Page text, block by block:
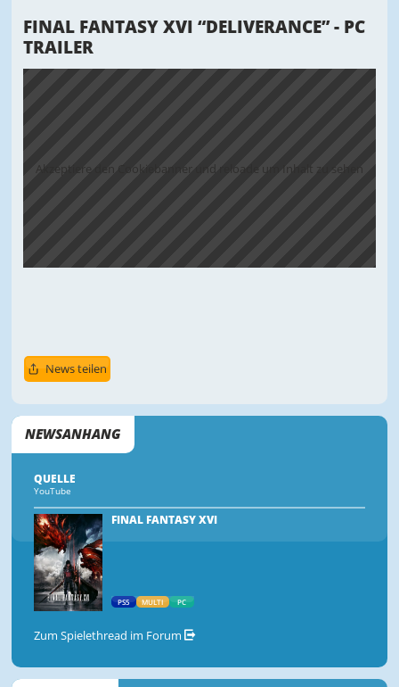
FINAL FANTASY XVI “DELIVERANCE” - PC
TRAILER
Akzeptiere den Cookiebanner und reloade um Inhalt zu sehen
News teilen
NEWSANHANG
QUELLE
YouTube
FINAL FANTASY XVI
PS5 MULTI PC
Zum Spielethread im Forum